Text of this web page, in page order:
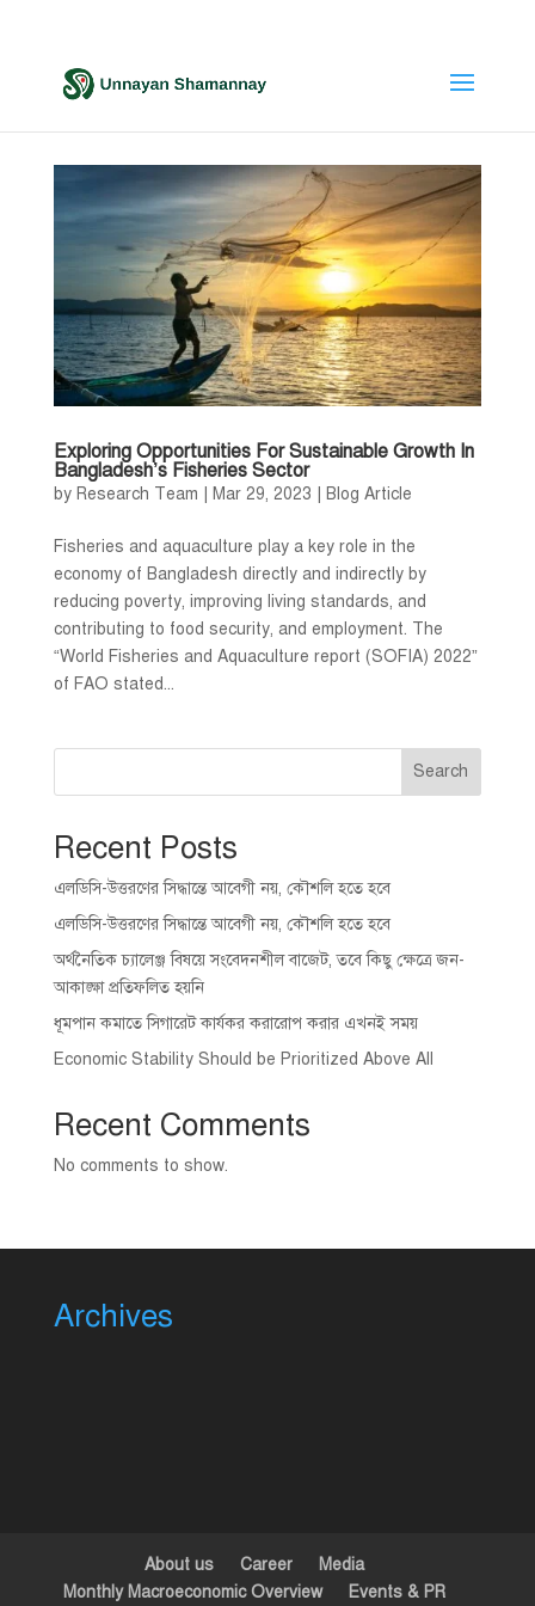
Exploring Opportunities For Sustainable Growth In
Bangladesh’s Fisheries Sector
by Research Team Mar 29, 2023 Blog Article
Fisheries and aquaculture play a key role in the
economy of Bangladesh directly and indirectly by
reducing poverty, improving living standards, and
contributing to food security, and employment. The
“World Fisheries and Aquaculture report (SOFIA) 2022”
of FAO stated...
Search
Recent Posts
এলডিসি-উত্তরণের সিদ্ধান্তে আবেগী নয়, কৌশলি হতে হবে
এলডিসি-উত্তরণের সিদ্ধান্তে আবেগী নয়, কৌশলি হতে হবে
অর্থনৈতিক চ্যালেঞ্জ বিষয়ে সংবেদনশীল বাজেট, তবে কিছু ক্ষেত্রে জন-
আকাঙ্ক্ষা প্রতিফলিত হয়নি
ধূমপান কমাতে সিগারেট কার্যকর করারোপ করার এখনই সময়
Economic Stability Should be Prioritized Above All
Recent Comments
No comments to show.
Archives
About us Career
Media
Monthly Macroeconomic Overview
Events & PR